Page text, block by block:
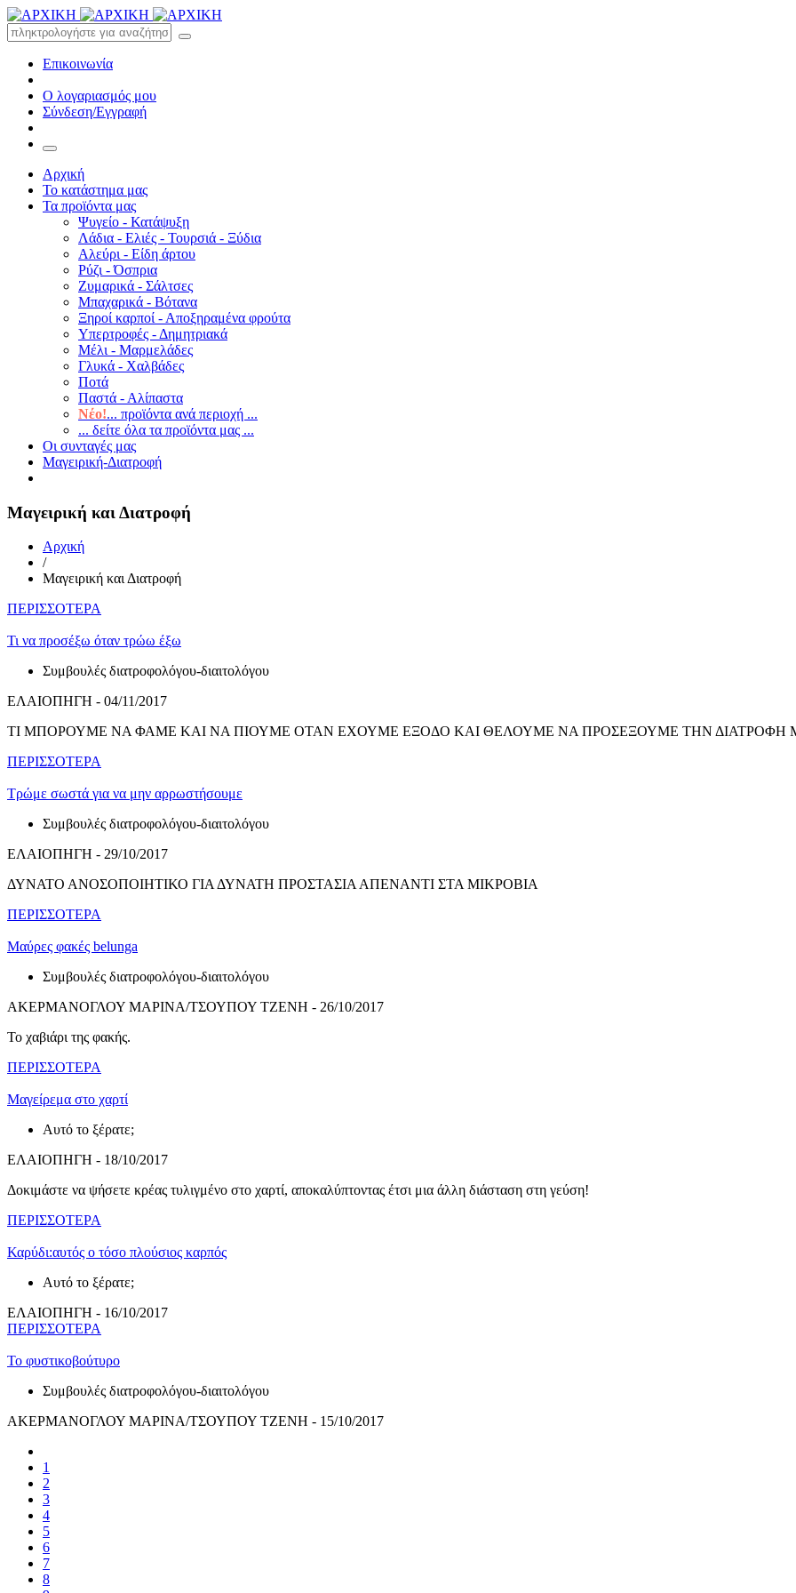
Επικοινωνία
Ο λογαριασμός μου
Σύνδεση/Εγγραφή
Αρχική
Το κατάστημα μας
Τα προϊόντα μας
Ψυγείο - Κατάψυξη
Λάδια - Ελιές - Τουρσιά - Ξύδια
Αλεύρι - Είδη άρτου
Ρύζι - Όσπρια
Ζυμαρικά - Σάλτσες
Μπαχαρικά - Βότανα
Ξηροί καρποί - Αποξηραμένα φρούτα
Υπερτροφές - Δημητριακά
Μέλι - Μαρμελάδες
Γλυκά - Χαλβάδες
Ποτά
Παστά - Αλίπαστα
Νέο!... προϊόντα ανά περιοχή ...
... δείτε όλα τα προϊόντα μας ...
Οι συνταγές μας
Μαγειρική-Διατροφή
Μαγειρική και Διατροφή
Αρχική
/
Μαγειρική και Διατροφή
ΠΕΡΙΣΣΟΤΕΡΑ
Τι να προσέξω όταν τρώω έξω
Συμβουλές διατροφολόγου-διαιτολόγου
ΕΛΑΙΟΠΗΓΗ - 04/11/2017
ΤΙ ΜΠΟΡΟΥΜΕ ΝΑ ΦΑΜΕ ΚΑΙ ΝΑ ΠΙΟΥΜΕ ΟΤΑΝ ΕΧΟΥΜΕ ΕΞΟΔΟ ΚΑΙ ΘΕΛΟΥΜΕ ΝΑ ΠΡΟΣΕΞΟΥΜΕ ΤΗΝ ΔΙΑΤΡΟΦΗ
ΠΕΡΙΣΣΟΤΕΡΑ
Τρώμε σωστά για να μην αρρωστήσουμε
Συμβουλές διατροφολόγου-διαιτολόγου
ΕΛΑΙΟΠΗΓΗ - 29/10/2017
ΔΥΝΑΤΟ ΑΝΟΣΟΠΟΙΗΤΙΚΟ ΓΙΑ ΔΥΝΑΤΗ ΠΡΟΣΤΑΣΙΑ ΑΠΕΝΑΝΤΙ ΣΤΑ ΜΙΚΡΟΒΙΑ
ΠΕΡΙΣΣΟΤΕΡΑ
Μαύρες φακές belunga
Συμβουλές διατροφολόγου-διαιτολόγου
ΑΚΕΡΜΑΝΟΓΛΟΥ ΜΑΡΙΝΑ/ΤΣΟΥΠΟΥ ΤΖΕΝΗ - 26/10/2017
Το χαβιάρι της φακής.
ΠΕΡΙΣΣΟΤΕΡΑ
Μαγείρεμα στο χαρτί
Αυτό το ξέρατε;
ΕΛΑΙΟΠΗΓΗ - 18/10/2017
Δοκιμάστε να ψήσετε κρέας τυλιγμένο στο χαρτί, αποκαλύπτοντας έτσι μια άλλη διάσταση στη γεύση!
ΠΕΡΙΣΣΟΤΕΡΑ
Καρύδι:αυτός ο τόσο πλούσιος καρπός
Αυτό το ξέρατε;
ΕΛΑΙΟΠΗΓΗ - 16/10/2017
ΠΕΡΙΣΣΟΤΕΡΑ
Το φυστικοβούτυρο
Συμβουλές διατροφολόγου-διαιτολόγου
ΑΚΕΡΜΑΝΟΓΛΟΥ ΜΑΡΙΝΑ/ΤΣΟΥΠΟΥ ΤΖΕΝΗ - 15/10/2017
1
2
3
4
5
6
7
8